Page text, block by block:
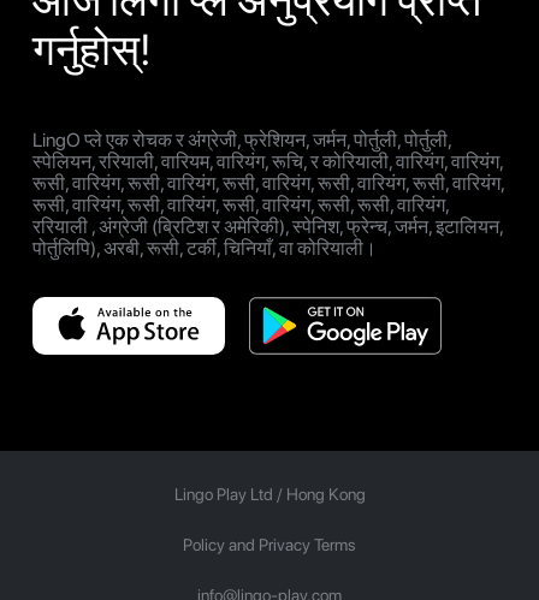
गर्नुहोस्!
LingO प्ले एक रोचक र अंग्रेजी, फ्रेशियन, जर्मन, पोर्तुली, पोर्तुली,
स्पेलियन, ररियाली, वारियम, वारियंग, रूचि, र कोरियाली, वारियंग, वारियंग,
रूसी, वारियंग, रूसी, वारियंग, रूसी, वारियंग, रूसी, वारियंग, रूसी, वारियंग,
रूसी, वारियंग, रूसी, वारियंग, रूसी, वारियंग, रूसी, रूसी, वारियंग,
ररियाली , अंग्रेजी (ब्रिटिश र अमेरिकी), स्पेनिश, फ्रेन्च, जर्मन, इटालियन,
पोर्तुलिपि), अरबी, रूसी, टर्की, चिनियाँ, वा कोरियाली।
Lingo Play Ltd / Hong Kong
Policy and Privacy Terms
info@lingo-play.com